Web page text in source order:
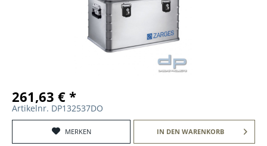
261,63 € *
Artikelnr. DP132537DO
MERKEN IN DEN WARENKORB